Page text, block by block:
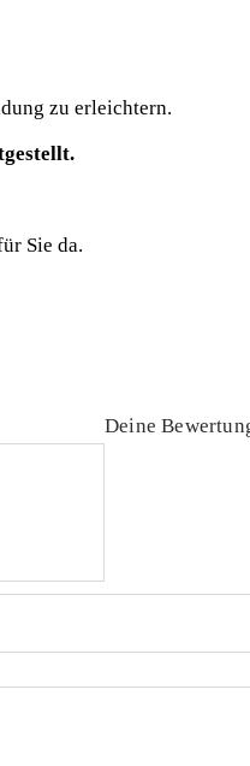
zu erleichtern.
Sie da.
Deine